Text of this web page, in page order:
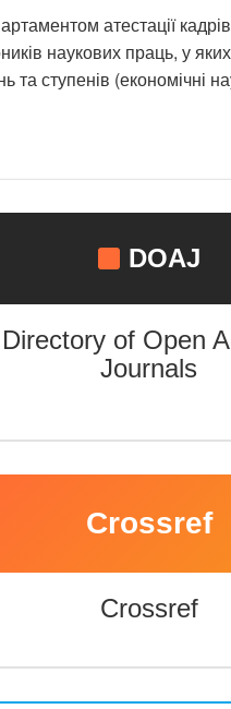
атестації
наукових праць, у
та ступенів (економічні
DOAJ
Directory of Open
Journals
Crossref
Crossref